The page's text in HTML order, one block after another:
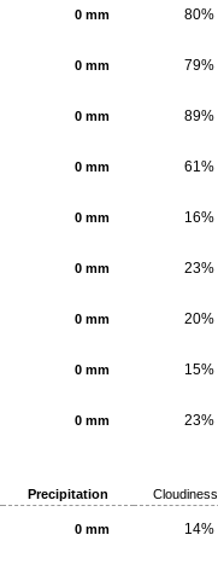
0 mm 80%
0 mm 79%
0 mm 89%
0 mm 61%
0 mm 16%
0 mm 23%
0 mm 20%
0 mm 15%
0 mm 23%
Precipitation Cloudiness
0 mm 14%